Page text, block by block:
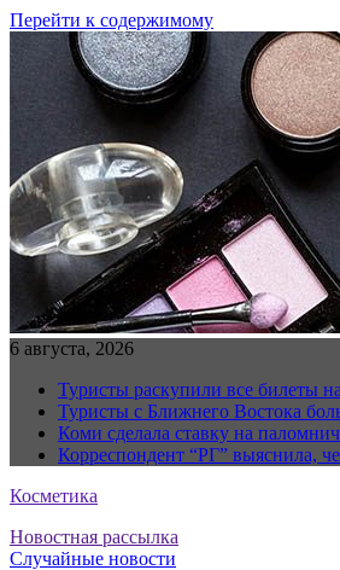
Перейти к содержимому
6 августа, 2026
Туристы раскупили все билеты
Туристы с Ближнего Востока
Коми сделала ставку на
Корреспондент “РГ” выяснила,
Косметика
Новостная рассылка
Случайные новости